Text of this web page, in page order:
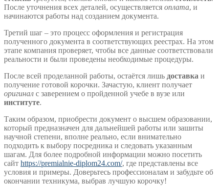
После уточнения всех деталей, осуществляется оплата, и
начинаются работы над созданием документа.
Третий шаг – это процесс оформления и регистрация
полученного документа в соответствующих реестрах. На этом
этапе компания проверяет, чтобы все данные соответствовали
реальности и были проведены необходимые процедуры.
После всей проделанной работы, остаётся лишь доставка и
получение готовой корочки. Зачастую, клиент получает
оригинал с заверением о пройденной учебе в вузе или
институте.
Таким образом, приобрести документ о высшем образовании,
который предназначен для дальнейшей работы или зашиты
научной степени, вполне реально, если внимательно
подходить к выбору посредника и следовать указанным
шагам. Для более подробной информации можно посетить
сайт https://premialnie-diplom24.com/, где представлены все
условия и примеры. Доверьтесь профессионалам и забудьте об
окончании техникума, выбрав лучшую корочку!